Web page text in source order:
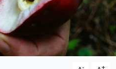
- +